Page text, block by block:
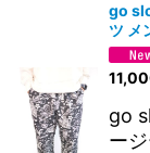
go
ツ メ
go
ー